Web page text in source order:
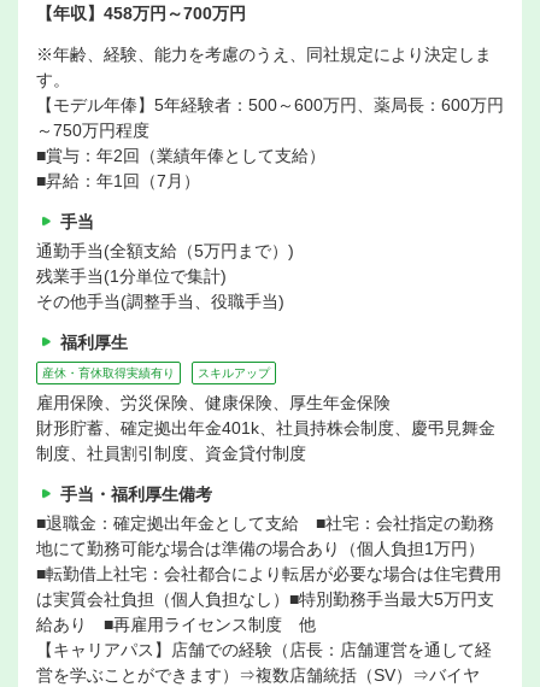
【年収】458万円～700万円
※年齢、経験、能力を考慮のうえ、同社規定により決定しま
す。
【モデル年俸】5年経験者：500～600万円、薬局長：600万円
～750万円程度
■賞与：年2回（業績年俸として支給）
■昇給：年1回（7月）
手当
通勤手当(全額支給（5万円まで）)
残業手当(1分単位で集計)
その他手当(調整手当、役職手当)
福利厚生
産休・育休取得実績有り スキルアップ
雇用保険、労災保険、健康保険、厚生年金保険
財形貯蓄、確定拠出年金401k、社員持株会制度、慶弔見舞金
制度、社員割引制度、資金貸付制度
手当・福利厚生備考
■退職金：確定拠出年金として支給 ■社宅：会社指定の勤務
地にて勤務可能な場合は準備の場合あり（個人負担1万円）
■転勤借上社宅：会社都合により転居が必要な場合は住宅費用
は実質会社負担（個人負担なし）■特別勤務手当最大5万円支
給あり ■再雇用ライセンス制度 他
【キャリアパス】店舗での経験（店長：店舗運営を通して経
営を学ぶことができます）⇒複数店舗統括（SV）⇒バイヤ